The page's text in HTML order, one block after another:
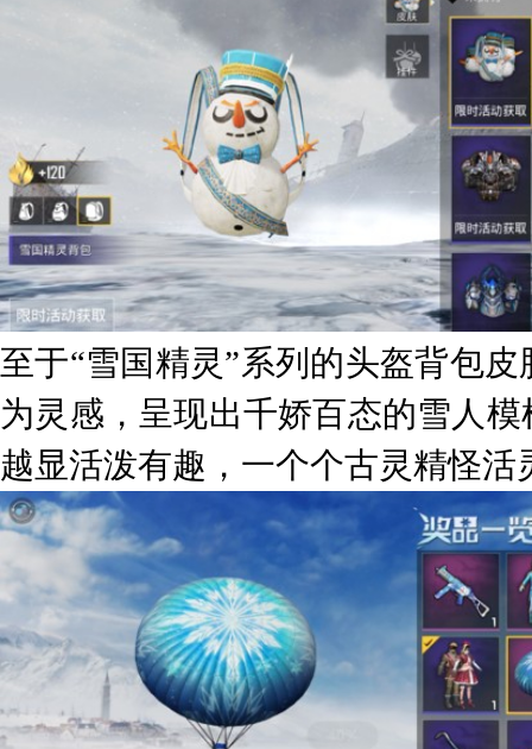
至于“雪国精灵”系列的头盔背包
为灵感，呈现出千娇百态的雪人
越显活泼有趣，一个个古灵精怪